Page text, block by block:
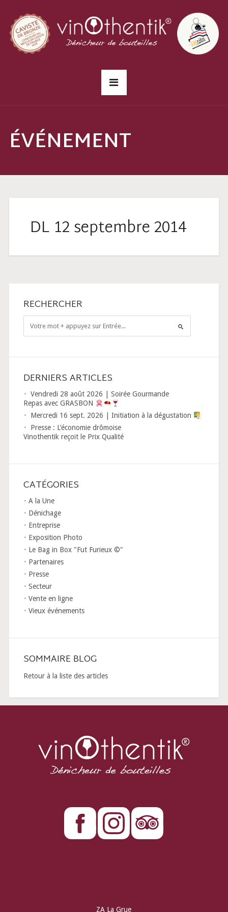
ÉVÉNEMENT
DL 12 septembre 2014
RECHERCHER
DERNIERS ARTICLES
Vendredi 28 août 2026 | Soirée Gourmande
Repas avec GRASBON
Mercredi 16 sept. 2026 | Initiation à la dégustation
Presse : L’économie drômoise
Vinothentik reçoit le Prix Qualité
CATÉGORIES
A la Une
Dénichage
Entreprise
Exposition Photo
Le Bag in Box "Fut Furieux ©"
Partenaires
Presse
Secteur
Vente en ligne
Vieux événements
SOMMAIRE BLOG
Retour à la liste des articles
ZA La Grue